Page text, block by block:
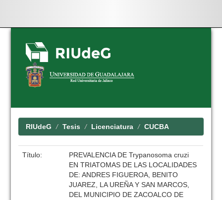
Skip
navigation
RIUdeG Tesis Licenciatura CUCBA
Título:
PREVALENCIA DE Trypanosoma cruzi
EN TRIATOMAS DE LAS LOCALIDADES
DE: ANDRES FIGUEROA, BENITO
JUAREZ, LA UREÑA Y SAN MARCOS,
DEL MUNICIPIO DE ZACOALCO DE